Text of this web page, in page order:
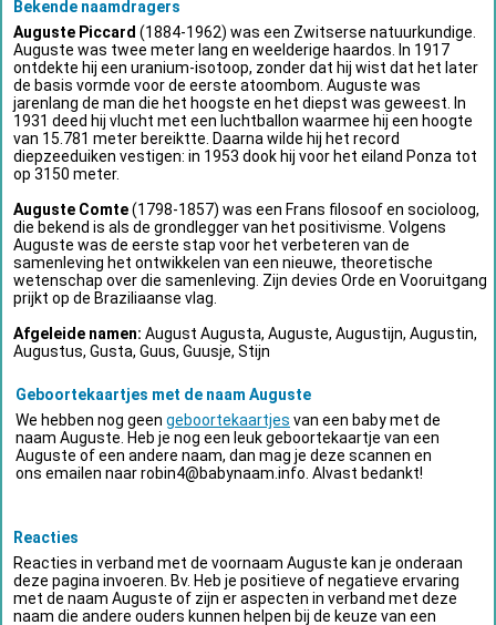
Bekende naamdragers
Auguste Piccard (1884-1962) was een Zwitserse natuurkundige.
Auguste was twee meter lang en weelderige haardos. In 1917
ontdekte hij een uranium-isotoop, zonder dat hij wist dat het later
de basis vormde voor de eerste atoombom. Auguste was
jarenlang de man die het hoogste en het diepst was geweest. In
1931 deed hij vlucht met een luchtballon waarmee hij een hoogte
van 15.781 meter bereiktte. Daarna wilde hij het record
diepzeeduiken vestigen: in 1953 dook hij voor het eiland Ponza tot
op 3150 meter.
Auguste Comte(1798-1857) was een Frans filosoof en socioloog,
die bekend is als de grondlegger van het positivisme. Volgens
Auguste was de eerste stap voor het verbeteren van de
samenleving het ontwikkelen van een nieuwe, theoretische
wetenschap over die samenleving. Zijn devies Orde en Vooruitgang
prijkt op de Braziliaanse vlag.
Afgeleide namen: August Augusta, Auguste, Augustijn, Augustin,
Augustus, Gusta, Guus, Guusje, Stijn
Geboortekaartjes met de naam Auguste
We hebben nog geen geboortekaartjes van een baby met de
naam Auguste. Heb je nog een leuk geboortekaartje van een
Auguste of een andere naam, dan mag je deze scannen en
ons emailen naarrobin4@babynaam.info . Alvast bedankt!
Reacties
Reacties in verband met de voornaam Auguste kan je onderaan
deze pagina invoeren. Bv. Heb je positieve of negatieve ervaring
met de naam Auguste of zijn er aspecten in verband met deze
naam die andere ouders kunnen helpen bij de keuze van een